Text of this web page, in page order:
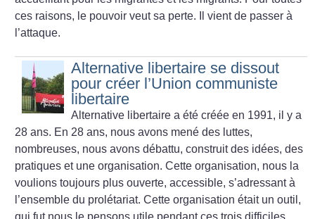
ces raisons, le pouvoir veut sa perte. Il vient de passer à
l’attaque.
Alternative libertaire se dissout
pour créer l’Union communiste
libertaire
Alternative libertaire a été créée en 1991, il y a
28 ans. En 28 ans, nous avons mené des luttes,
nombreuses, nous avons débattu, construit des idées, des
pratiques et une organisation. Cette organisation, nous la
voulions toujours plus ouverte, accessible, s’adressant à
l’ensemble du prolétariat. Cette organisation était un outil,
qui fut nous le pensons utile pendant ces trois difficiles